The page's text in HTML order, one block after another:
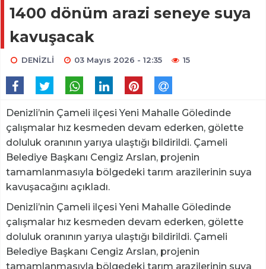
1400 dönüm arazi seneye suya
kavuşacak
DENİZLİ 03 Mayıs 2026 - 12:35 15
Denizli’nin Çameli ilçesi Yeni Mahalle Göledinde
çalışmalar hız kesmeden devam ederken, gölette
doluluk oranının yarıya ulaştığı bildirildi. Çameli
Belediye Başkanı Cengiz Arslan, projenin
tamamlanmasıyla bölgedeki tarım arazilerinin suya
kavuşacağını açıkladı.
Denizli’nin Çameli ilçesi Yeni Mahalle Göledinde
çalışmalar hız kesmeden devam ederken, gölette
doluluk oranının yarıya ulaştığı bildirildi. Çameli
Belediye Başkanı Cengiz Arslan, projenin
tamamlanmasıyla bölgedeki tarım arazilerinin suya